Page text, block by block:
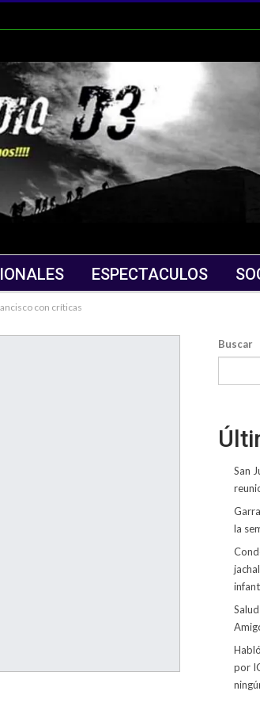
ESPECTACULOS
con críticas
Buscar
San
la
por